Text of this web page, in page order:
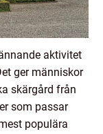
aktivitet
ger människor
skärgård från
som passar
populära